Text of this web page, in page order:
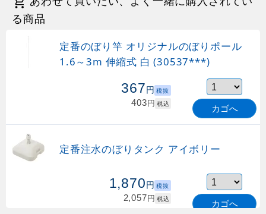
る商品
定番のぼり竿 オリジナルのぼりポール
1.6～3m 伸縮式 白 (30537***)
367円 税抜
403円 税込 カゴへ
定番注水のぼりタンク アイボリー
1,870円 税抜
2,057円 税込 カゴへ